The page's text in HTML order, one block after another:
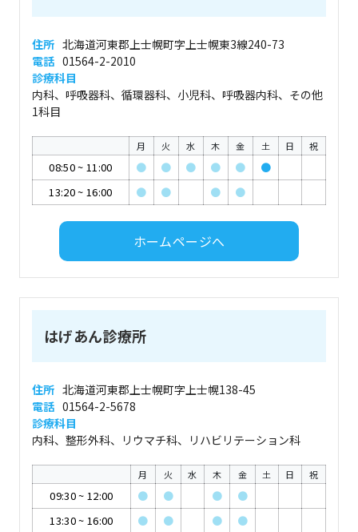
住所 北海道河東郡上士幌町字上士幌東3線240-73
電話 01564-2-2010
診療科目
内科、呼吸器科、循環器科、小児科、呼吸器内科、その他
1科目
月 火 水 木 金 土 日 祝
08:50~ 11:00 ● ● ● ● ●
●
13:20~ 16:00 ● ● ● ●
ホームページへ
はげあん診療所
住所 北海道河東郡上士幌町字上士幌138-45
電話 01564-2-5678
診療科目
内科、整形外科、リウマチ科、リハビリテーション科
月 火 水 木 金 土 日 祝
09:30~ 12:00 ● ● ●
●
13:30~ 16:00 ● ● ● ●